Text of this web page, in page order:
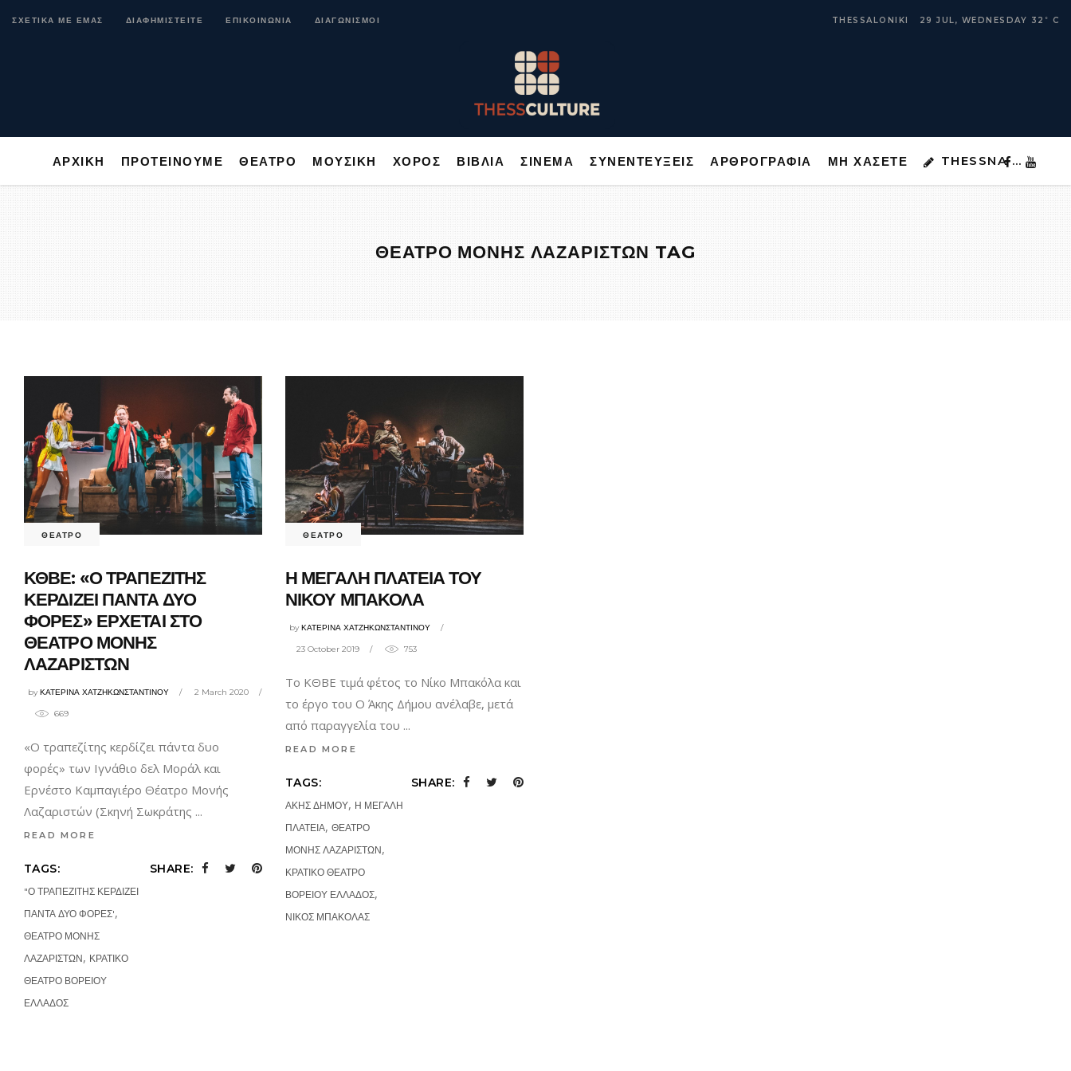
ΣΧΕΤΙΚΑ ΜΕ ΕΜΑΣ ΔΙΑΦΗΜΙΣΤΕΙΤΕ ΕΠΙΚΟΙΝΩΝΙΑ ΔΙΑΓΩΝΙΣΜΟΙ THESSALONIKI 29 JUL, WEDNESDAY 32 ° C
ΑΡΧΙΚΗ ΠΡΟΤΕΙΝΟΥΜΕ ΘΕΑΤΡΟ ΜΟΥΣΙΚΗ ΧΟΡΟΣ ΒΙΒΛΙΑ ΣΙΝΕΜΑ ΣΥΝΕΝΤΕΥΞΕΙΣ ΑΡΘΡΟΓΡΑΦΙΑ ΜΗ ΧΑΣΕΤΕ THESSNA …
ΑΡΧΙΚΗ ΠΡΟΤΕΙΝΟΥΜΕ ΘΕΑΤΡΟ ΜΟΥΣΙΚΗ ΜΗ ΧΑΣΕΤΕ THESSNA …
ΘΕΑΤΡΟ ΜΟΝΗΣ ΛΑΖΑΡΙΣΤΩΝ TAG
ΘΕΑΤΡΟ
ΚΘΒΕ: «Ο ΤΡΑΠΕΖΙΤΗΣ
ΚΕΡΔΙΖΕΙ ΠΑΝΤΑ ΔΥΟ
ΦΟΡΕΣ» ΕΡΧΕΤΑΙ ΣΤΟ
ΘΕΑΤΡΟ ΜΟΝΗΣ
ΛΑΖΑΡΙΣΤΩΝ
byΚΑΤΕΡΙΝΑ ΧΑΤΖΗΚΩΝΣΤΑΝΤΙΝΟΥ 2 March 2020
669
«Ο τραπεζίτης κερδίζει πάντα δυο
φορές» των Ιγνάθιο δελ Μοράλ και
Ερνέστο Καμπαγιέρο Θέατρο Μονής
Λαζαριστών (Σκηνή Σωκράτης
READ MORE
TAGS:
"Ο ΤΡΑΠΕΖΙΤΗΣ ΚΕΡΔΙΖΕΙ
ΠΑΝΤΑ ΔΥΟ ΦΟΡΕΣ',
ΘΕΑΤΡΟ ΜΟΝΗΣ
ΛΑΖΑΡΙΣΤΩΝ, ΚΡΑΤΙΚΟ
ΘΕΑΤΡΟ ΒΟΡΕΙΟΥ
ΕΛΛΑΔΟΣ
SHARE:
ΘΕΑΤΡΟ
Η ΜΕΓΑΛΗ ΠΛΑΤΕΙΑ ΤΟΥ
ΝΙΚΟΥ ΜΠΑΚΟΛΑ
byΚΑΤΕΡΙΝΑ ΧΑΤΖΗΚΩΝΣΤΑΝΤΙΝΟΥ
23 October 2019 753
Το ΚΘΒΕ τιμά φέτος το Νίκο Μπακόλα και
το έργο του Ο Άκης Δήμου ανέλαβε, μετά
από παραγγελία του
READ MORE
TAGS:
ΑΚΗΣ ΔΗΜΟΥ, Η ΜΕΓΑΛΗ
ΠΛΑΤΕΙΑ, ΘΕΑΤΡΟ
ΜΟΝΗΣ ΛΑΖΑΡΙΣΤΩΝ,
ΚΡΑΤΙΚΟ ΘΕΑΤΡΟ
ΒΟΡΕΙΟΥ ΕΛΛΑΔΟΣ,
ΝΙΚΟΣ ΜΠΑΚΟΛΑΣ
SHARE: